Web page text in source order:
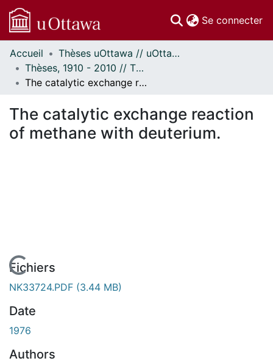
Se connecter
Communautés
et collections
Parcourir
À propos
Accueil
Thèses uOttawa // uOttawa Theses
Thèses, 1910 - 2010 // Theses, 1910 - 2010
The catalytic exchange reaction of methane with deuterium.
The catalytic exchange reaction
of methane with deuterium.
En cours de chargement...
Fichiers
NK33724.PDF (3.44 MB)
Date
1976
Authors